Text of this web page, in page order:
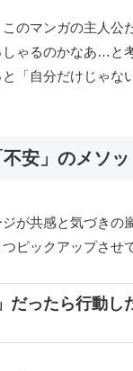
のマンガの主人公
ゃるのかなあ…と
「自分だけじゃな
安」のメソ
が共感と気づきの
ピックアップさせ
だったら行動し